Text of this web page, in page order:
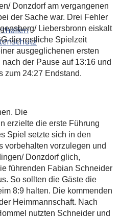
Donzdorf am vergangenen
der Sache war. Drei Fehler
Liebersbronn eiskalt
die restliche Spielzeit
ausgeglichenen ersten
der Pause auf 13:16 und
zum 24:27 Endstand.
Die
erzielte die erste Führung
Spiel setzte sich in den
vorbehalten vorzulegen und
Donzdorf glich,
führenden Fabian Schneider
So sollten die Gäste die
8:9 halten. Die kommenden
Heimmannschaft. Nach
nutzten Schneider und